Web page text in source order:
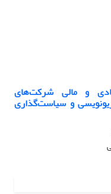
و مالی شرکت‌های
و سیاست‌گذاری